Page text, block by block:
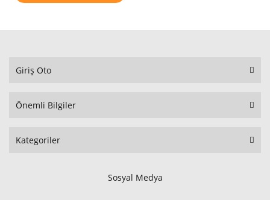
Giriş Oto
Önemli Bilgiler
Kategoriler
Sosyal Medya